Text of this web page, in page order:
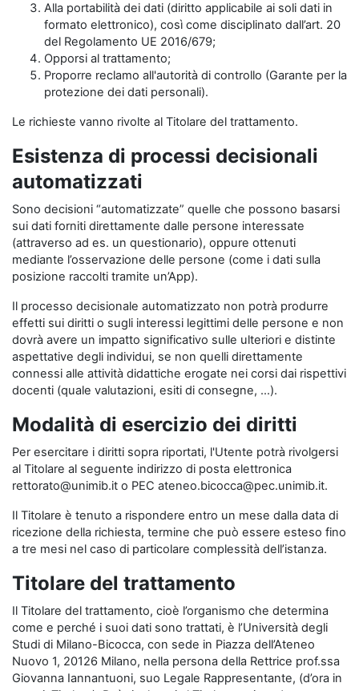
Alla portabilità dei dati (diritto applicabile ai soli dati in
formato elettronico), così come disciplinato dall’art. 20
del Regolamento UE 2016/679;
Opporsi al trattamento;
Proporre reclamo all'autorità di controllo (Garante per la
protezione dei dati personali).
Le richieste vanno rivolte al Titolare del trattamento.
Esistenza di processi decisionali
automatizzati
Sono decisioni “automatizzate” quelle che possono basarsi
sui dati forniti direttamente dalle persone interessate
(attraverso ad es. un questionario), oppure ottenuti
mediante l’osservazione delle persone (come i dati sulla
posizione raccolti tramite un’App).
Il processo decisionale automatizzato non potrà produrre
effetti sui diritti o sugli interessi legittimi delle persone e non
dovrà avere un impatto significativo sulle ulteriori e distinte
aspettative degli individui, se non quelli direttamente
connessi alle attività didattiche erogate nei corsi dai rispettivi
docenti (quale valutazioni, esiti di consegne, …).
Modalità di esercizio dei diritti
Per esercitare i diritti sopra riportati, l'Utente potrà rivolgersi
al Titolare al seguente indirizzo di posta elettronica
rettorato@unimib.it o PEC ateneo.bicocca@pec.unimib.it.
Il Titolare è tenuto a rispondere entro un mese dalla data di
ricezione della richiesta, termine che può essere esteso fino
a tre mesi nel caso di particolare complessità dell’istanza.
Titolare del trattamento
Il Titolare del trattamento, cioè l’organismo che determina
come e perché i suoi dati sono trattati, è l’Università degli
Studi di Milano-Bicocca, con sede in Piazza dell’Ateneo
Nuovo 1, 20126 Milano, nella persona della Rettrice prof.ssa
Giovanna Iannantuoni, suo Legale Rappresentante, (d’ora in